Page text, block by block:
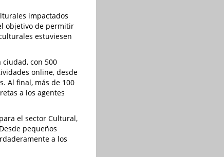
impactados
objetivo de permitir
estuviesen
con 500
online, desde
Al final, más de 100
a los agentes
el sector Cultural,
pequeños
a los